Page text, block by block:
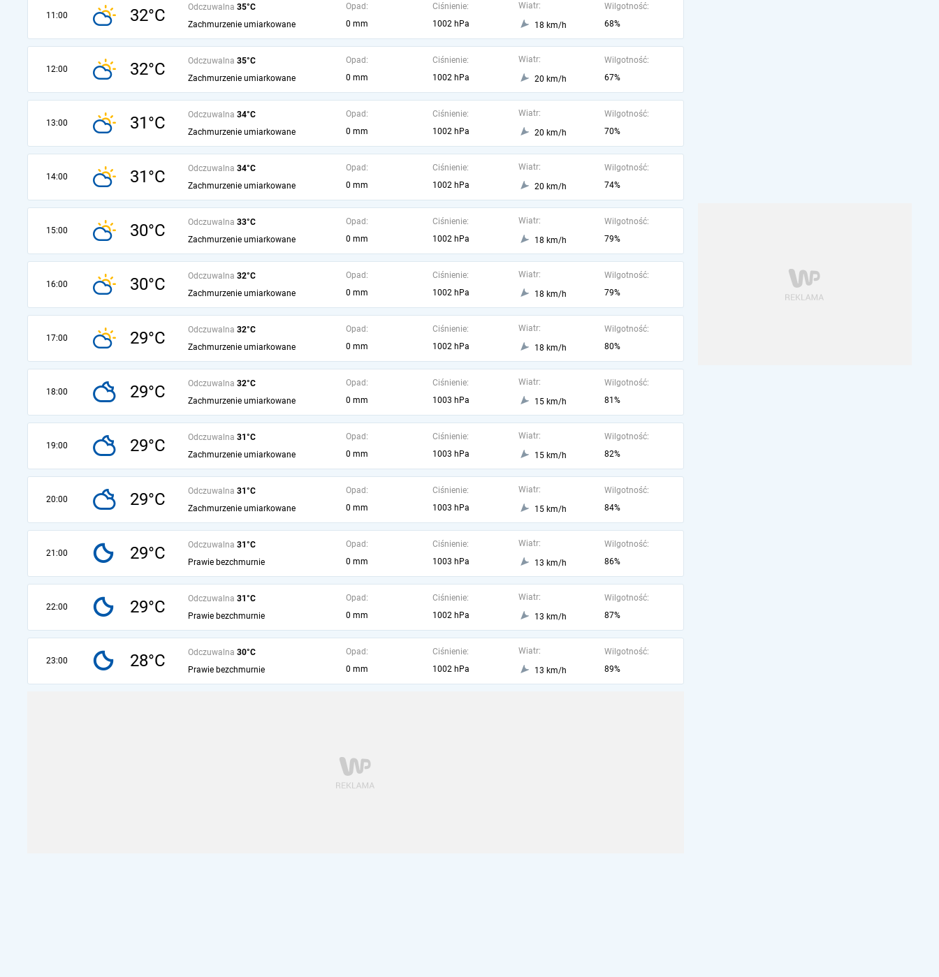
11:00 32°C Odczuwalna 35°C
Zachmurzenie umiarkowane
Opad:
0 mm
Ciśnienie:
1002 hPa
Wiatr:
18 km/h
Wilgotność:
68%
12:00 32°C Odczuwalna 35°C
Zachmurzenie umiarkowane
Opad:
0 mm
Ciśnienie:
1002 hPa
Wiatr:
20 km/h
Wilgotność:
67%
13:00 31°C Odczuwalna 34°C
Zachmurzenie umiarkowane
Opad:
0 mm
Ciśnienie:
1002 hPa
Wiatr:
20 km/h
Wilgotność:
70%
14:00 31°C Odczuwalna 34°C
Zachmurzenie umiarkowane
Opad:
0 mm
Ciśnienie:
1002 hPa
Wiatr:
20 km/h
Wilgotność:
74%
15:00 30°C Odczuwalna 33°C
Zachmurzenie umiarkowane
Opad:
0 mm
Ciśnienie:
1002 hPa
Wiatr:
18 km/h
Wilgotność:
79%
16:00 30°C Odczuwalna 32°C
Zachmurzenie umiarkowane
Opad:
0 mm
Ciśnienie:
1002 hPa
Wiatr:
18 km/h
Wilgotność:
79%
17:00 29°C Odczuwalna 32°C
Zachmurzenie umiarkowane
Opad:
0 mm
Ciśnienie:
1002 hPa
Wiatr:
18 km/h
Wilgotność:
80%
18:00 29°C Odczuwalna 32°C
Zachmurzenie umiarkowane
Opad:
0 mm
Ciśnienie:
1003 hPa
Wiatr:
15 km/h
Wilgotność:
81%
19:00 29°C Odczuwalna 31°C
Zachmurzenie umiarkowane
Opad:
0 mm
Ciśnienie:
1003 hPa
Wiatr:
15 km/h
Wilgotność:
82%
20:00 29°C Odczuwalna 31°C
Zachmurzenie umiarkowane
Opad:
0 mm
Ciśnienie:
1003 hPa
Wiatr:
15 km/h
Wilgotność:
84%
21:00 29°C Odczuwalna 31°C
Prawie bezchmurnie
Opad:
0 mm
Ciśnienie:
1003 hPa
Wiatr:
13 km/h
Wilgotność:
86%
22:00 29°C Odczuwalna 31°C
Prawie bezchmurnie
Opad:
0 mm
Ciśnienie:
1002 hPa
Wiatr:
13 km/h
Wilgotność:
87%
23:00 28°C Odczuwalna 30°C
Prawie bezchmurnie
Opad:
0 mm
Ciśnienie:
1002 hPa
Wiatr:
13 km/h
Wilgotność:
89%